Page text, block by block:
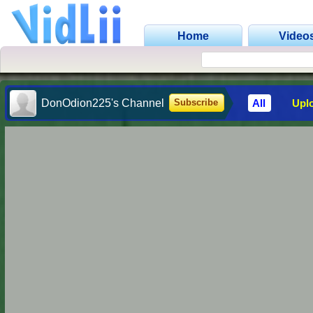
Home
DonOdion225's Channel Subscribe All